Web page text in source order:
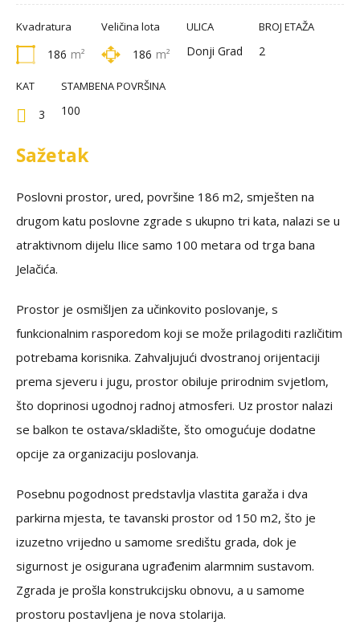
Kvadratura
186 m²
Veličina lota
186 m²
ULICA
Donji Grad
BROJ ETAŽA
2
KAT
3
STAMBENA POVRŠINA
100
Sažetak
Poslovni prostor, ured, površine 186 m2, smješten na
drugom katu poslovne zgrade s ukupno tri kata, nalazi se u
atraktivnom dijelu Ilice samo 100 metara od trga bana
Jelačića.
Prostor je osmišljen za učinkovito poslovanje, s
funkcionalnim rasporedom koji se može prilagoditi različitim
potrebama korisnika. Zahvaljujući dvostranoj orijentaciji
prema sjeveru i jugu, prostor obiluje prirodnim svjetlom,
što doprinosi ugodnoj radnoj atmosferi. Uz prostor nalazi
se balkon te ostava/skladište, što omogućuje dodatne
opcije za organizaciju poslovanja.
Posebnu pogodnost predstavlja vlastita garaža i dva
parkirna mjesta, te tavanski prostor od 150 m2, što je
izuzetno vrijedno u samome središtu grada, dok je
sigurnost je osigurana ugrađenim alarmnim sustavom.
Zgrada je prošla konstrukcijsku obnovu, a u samome
prostoru postavljena je nova stolarija.